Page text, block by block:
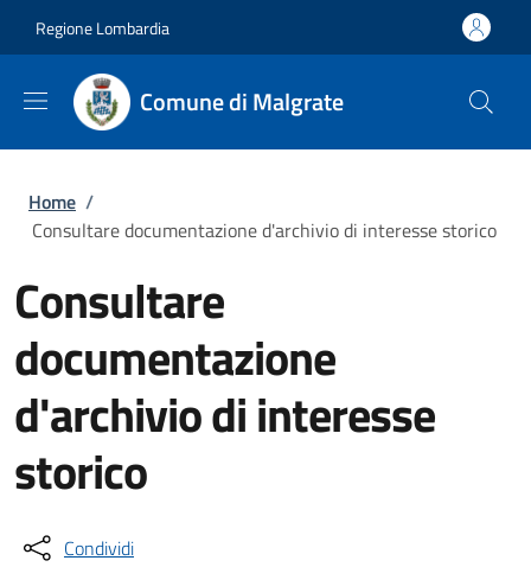
Regione Lombardia
Comune di Malgrate
Briciole di pane
Home /
Consultare documentazione d'archivio di interesse storico
Consultare
documentazione
d'archivio di interesse
storico
Condividi